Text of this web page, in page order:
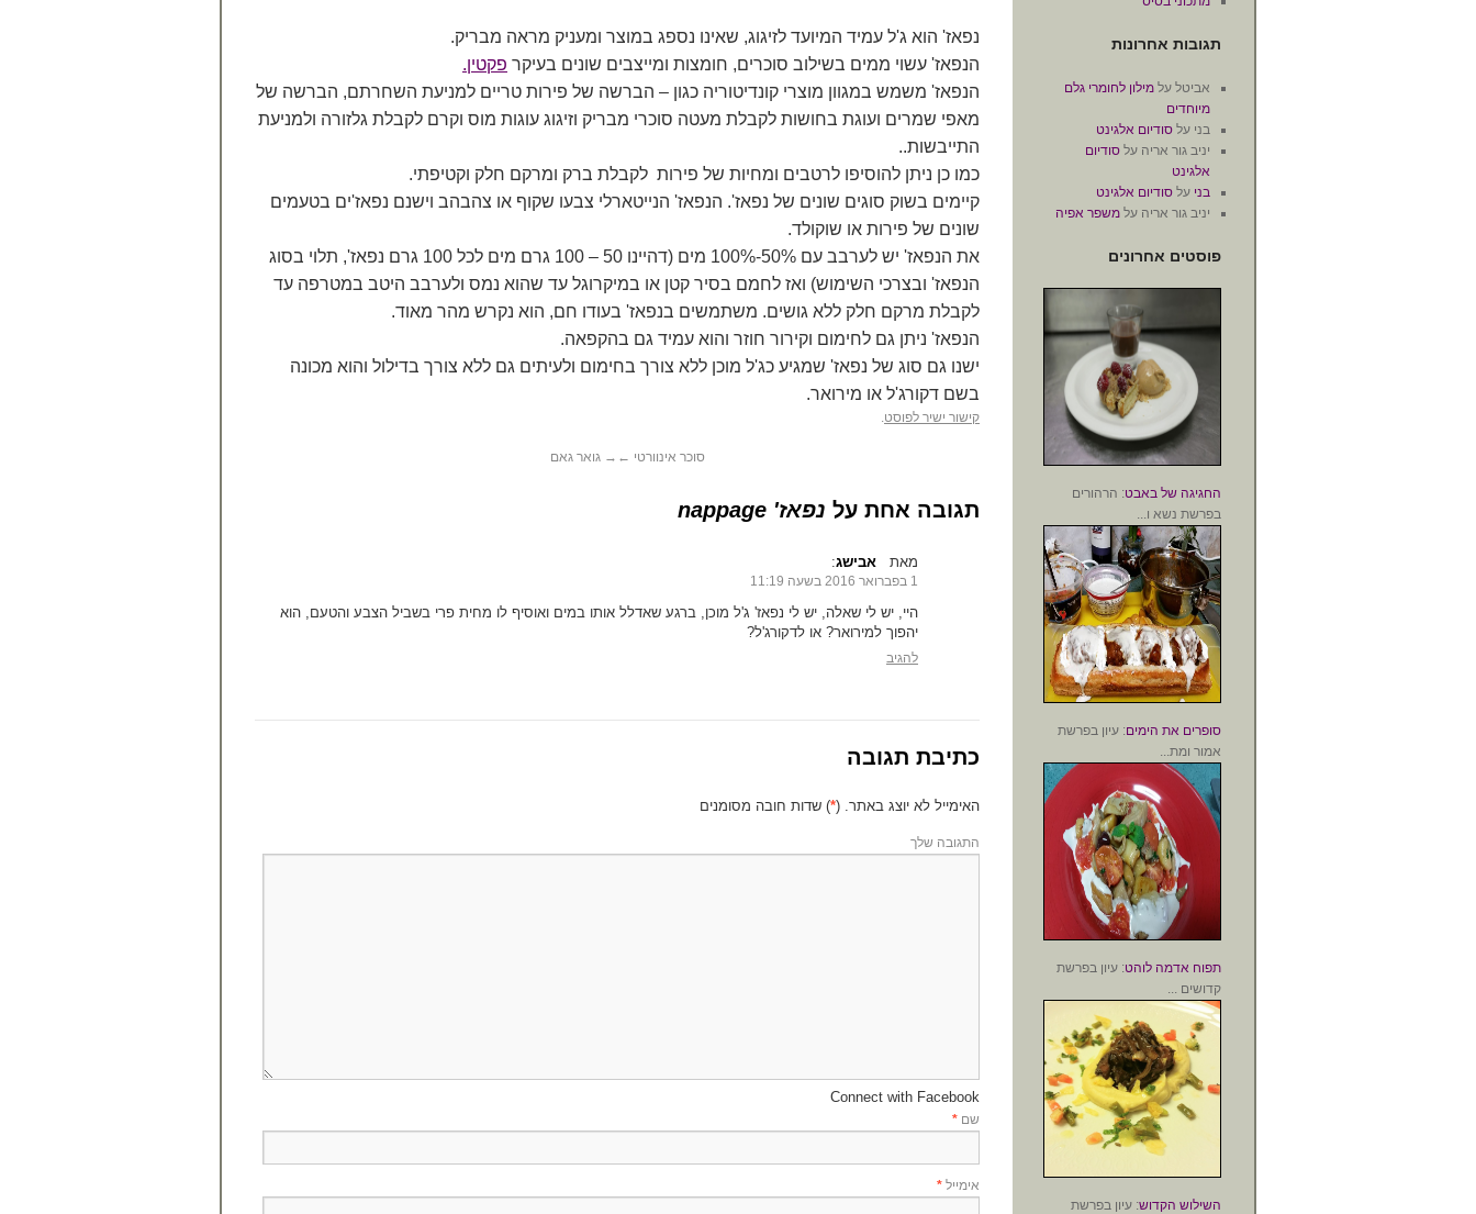
נפאז' הוא ג'ל עמיד המיועד לזיגוג, שאינו נספג במוצר ומעניק מראה מבריק.
הנפאז' עשוי ממים בשילוב סוכרים, חומצות ומייצבים שונים בעיקר פקטין.
הנפאז' משמש במגוון מוצרי קונדיטוריה כגון – הברשה של פירות טריים למניעת השחרתם, הברשה של
מאפי שמרים ועוגת בחושות לקבלת מעטה סוכרי מבריק וזיגוג עוגות מוס וקרם לקבלת גלזורה ולמניעת
התייבשות..
כמו כן ניתן להוסיפו לרטבים ומחיות של פירות לקבלת ברק ומרקם חלק וקטיפתי.
קיימים בשוק סוגים שונים של נפאז'. הנפאז' הנייטארלי צבעו שקוף או צהבהב וישנם נפאז'ים בטעמים
שונים של פירות או שוקולד.
את הנפאז' יש לערבב עם 50%-100% מים (דהיינו 50 – 100 גרם מים לכל 100 גרם נפאז', תלוי בסוג
הנפאז' ובצרכי השימוש) ואז לחמם בסיר קטן או במיקרוגל עד שהוא נמס ולערבב היטב במטרפה עד
לקבלת מרקם חלק ללא גושים. משתמשים בנפאז' בעודו חם, הוא נקרש מהר מאוד.
הנפאז' ניתן גם לחימום וקירור חוזר והוא עמיד גם בהקפאה.
ישנו גם סוג של נפאז' שמגיע כג'ל מוכן ללא צורך בחימום ולעיתים גם ללא צורך בדילול והוא מכונה
בשם דקורג'ל או מירואר.
קישור ישיר לפוסט.
→ גואר גאם סוכר אינוורטי ←
תגובה אחת על נפאז' nappage
מאת אבישג‏:
1 בפברואר 2016 בשעה 11:19
היי, יש לי שאלה, יש לי נפאז' ג'ל מוכן, ברגע שאדלל אותו במים ואוסיף לו מחית פרי בשביל הצבע והטעם, הוא
יהפוך למירואר? או לדקורג'ל?
להגיב
כתיבת תגובה
האימייל לא יוצג באתר. (
*) שדות חובה מסומנים
התגובה שלך
Connect with Facebook
שם *
אימייל *
תגובות אחרונות
אביטל על מילון לחומרי גלם
מיוחדים
בני על סודיום אלגינט
יניב גור אריה על סודיום
אלגינט
בני על סודיום אלגינט
יניב גור אריה על משפר אפיה
פוסטים אחרונים
החגיגה של באבט: הרהורים
בפרשת נשא ו...
סופרים את הימים: עיון בפרשת
אמור ומת...
תפוח אדמה לוהט: עיון בפרשת
קדושים ...
השילוש הקדוש: עיון בפרשת